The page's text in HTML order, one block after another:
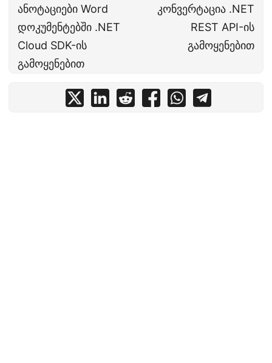
ანოტაციები Word
დოკუმენტებში .NET
Cloud SDK-ის
გამოყენებით
კონვერტაცია .NET
REST API-ის
გამოყენებით